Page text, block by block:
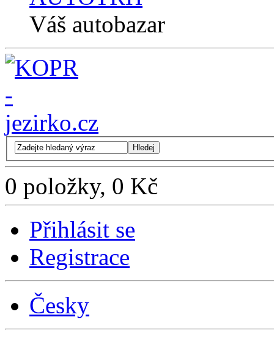
Váš autobazar
Hledej
0 položky, 0 Kč
Přihlásit se
Registrace
Česky